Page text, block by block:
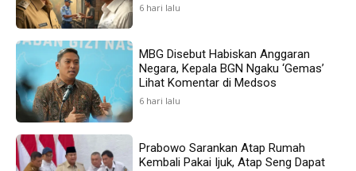
6 hari lalu
MBG Disebut Habiskan Anggaran
Negara, Kepala BGN Ngaku ‘Gemas’
Lihat Komentar di Medsos
6 hari lalu
Prabowo Sarankan Atap Rumah
Kembali Pakai Ijuk, Atap Seng Dapat